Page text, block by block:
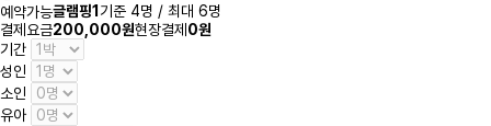
예약가능글램핑1 기준 4명 / 최대 6명
결제요금200,000원현장결제 0원
기간
성인
소인
유아